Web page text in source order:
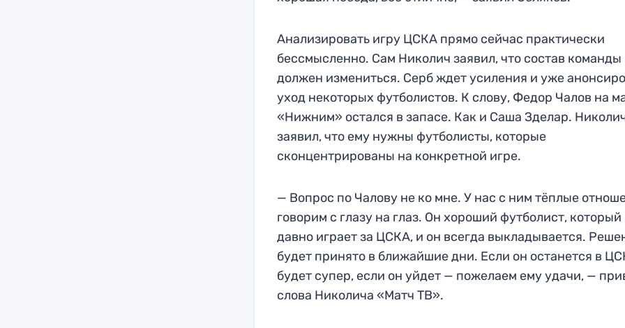
Анализировать игру ЦСКА прямо сейчас практически
бессмысленно. Сам Николич заявил, что состав команды
должен измениться. Серб ждет усиления и уже
уход некоторых футболистов. К слову, Федор Чалов на
«Нижним» остался в запасе. Как и Саша Зделар.
заявил, что ему нужны футболисты, которые
сконцентрированы на конкретной игре.
— Вопрос по Чалову не ко мне. У нас с ним тёплые
говорим с глазу на глаз. Он хороший футболист, который
давно играет за ЦСКА, и он всегда выкладывается.
будет принято в ближайшие дни. Если он останется в
будет супер, если он уйдет — пожелаем ему удачи, —
слова Николича «Матч ТВ».